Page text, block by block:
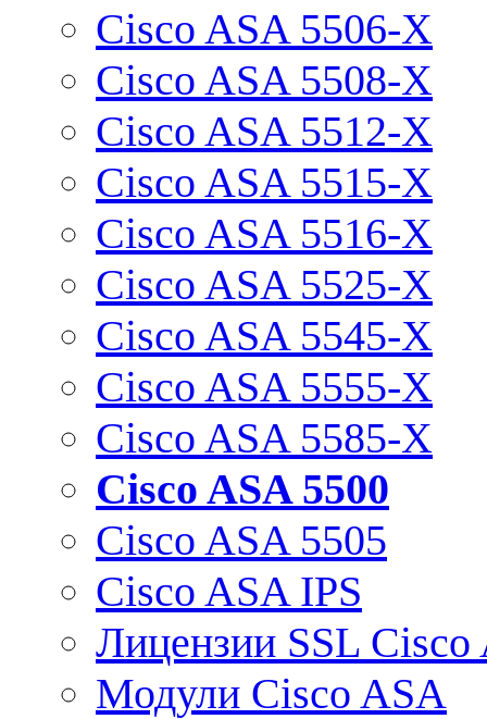
Cisco ASA 5506-X
Cisco ASA 5508-X
Cisco ASA 5512-X
Cisco ASA 5515-X
Cisco ASA 5516-X
Cisco ASA 5525-X
Cisco ASA 5545-X
Cisco ASA 5555-X
Cisco ASA 5585-X
Cisco ASA 5500
Cisco ASA 5505
Cisco ASA IPS
Лицензии SSL Cisco
Модули Cisco ASA